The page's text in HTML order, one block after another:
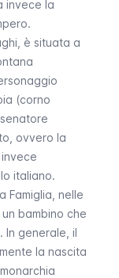
invece la
è situata a
(corno
ovvero la
italiano.
Famiglia, nelle
bambino che
In generale, il
la nascita